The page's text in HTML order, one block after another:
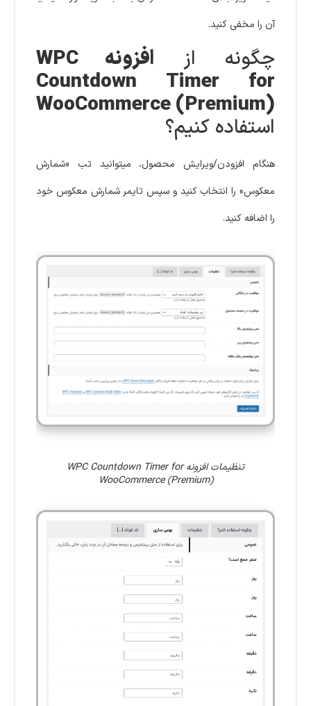
آن را مخفی کنید.
چگونه از افزونه WPC
Countdown Timer for
WooCommerce (Premium)
استفاده کنیم؟
هنگام افزودن/ویرایش محصول، میتوانید تب «شمارش
معکوس» را انتخاب کنید و سپس تایمر شمارش معکوس خود
را اضافه کنید.
تنظیمات افزونه WPC Countdown Timer for
WooCommerce (Premium)